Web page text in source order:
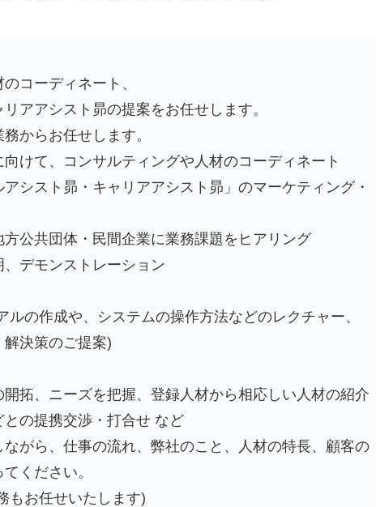
コーディネート、
アアシスト昴の提案をお任せします。
からお任せします。
けて、コンサルティングや人材のコーディネート
シスト昴・キャリアアシスト昴」のマーケティング・
方公共団体・民間企業に業務課題をヒアリング
、デモンストレーション
ルの作成や、システムの操作方法などのレクチャー、
決策のご提案)
開拓、ニーズを把握、登録人材から相応しい人材の紹介
との提携交渉・打合せ など
がら、仕事の流れ、弊社のこと、人材の特長、顧客の
ください。
もお任せいたします)